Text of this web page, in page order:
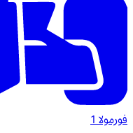
فورمولا 1